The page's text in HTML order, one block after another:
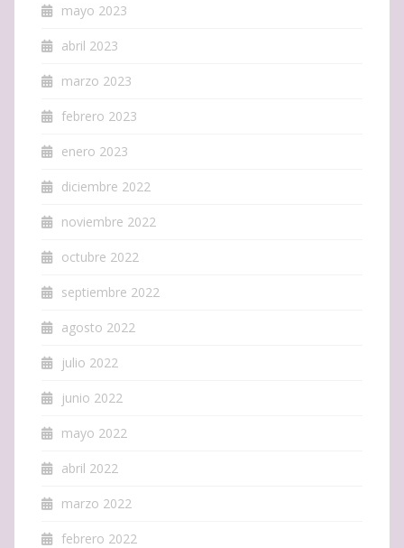
mayo 2023
abril 2023
marzo 2023
febrero 2023
enero 2023
diciembre 2022
noviembre 2022
octubre 2022
septiembre 2022
agosto 2022
julio 2022
junio 2022
mayo 2022
abril 2022
marzo 2022
febrero 2022